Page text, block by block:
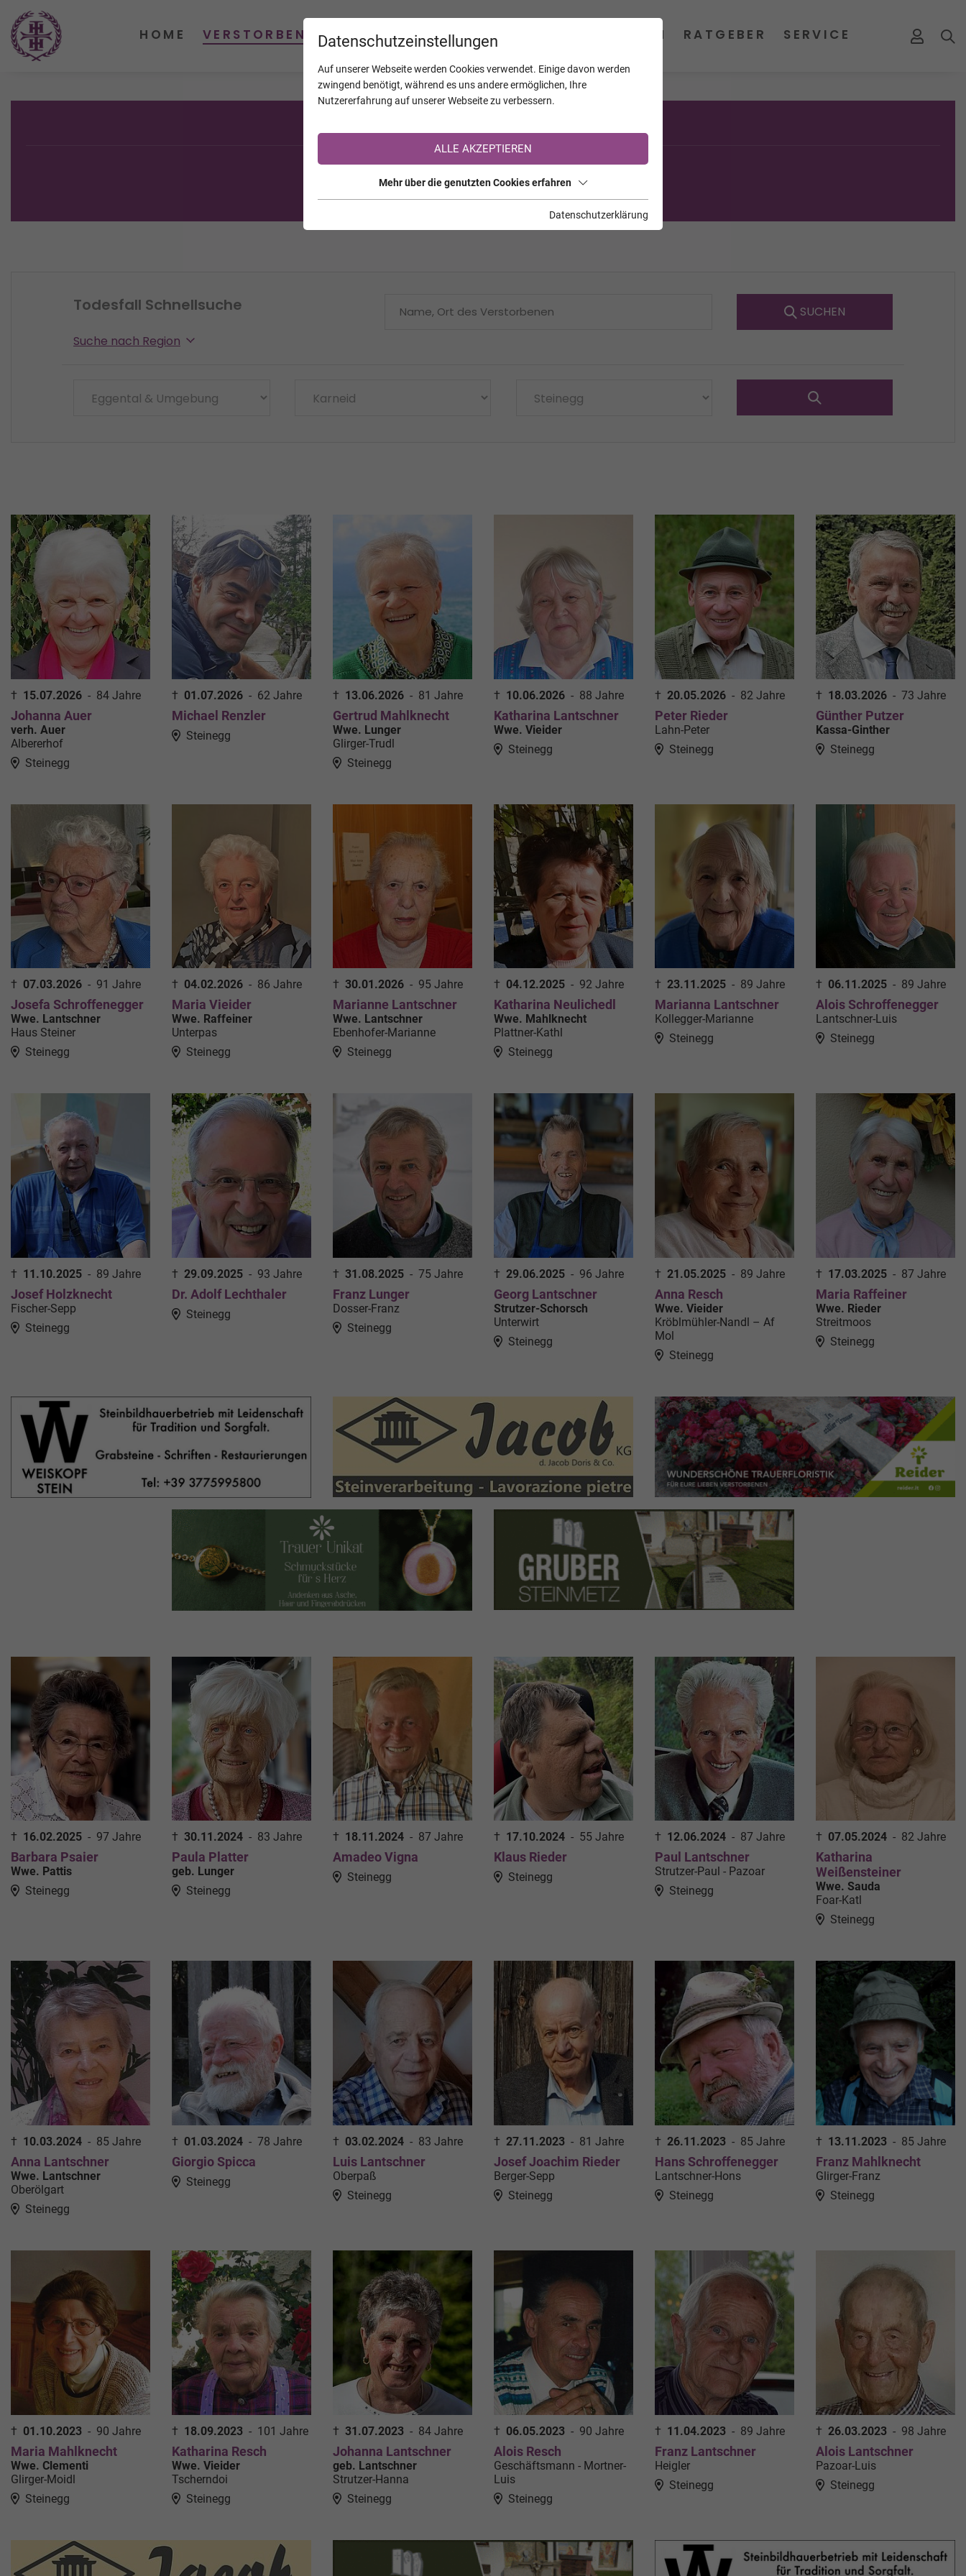
Sie sind noch nicht auf TrauerHilfe.it registriert?
>> zur kostenlosen Registrierung <<
Todesfall Schnellsuche
SUCHEN
Suche nach Region
† 15.07.2026 - 84 Jahre
Johanna Auer
verh. Auer
Albererhof
Steinegg
† 01.07.2026 - 62 Jahre
Michael Renzler
Steinegg
† 13.06.2026 - 81 Jahre
Gertrud Mahlknecht
Wwe. Lunger
Glirger-Trudl
Steinegg
† 10.06.2026 - 88 Jahre
Katharina Lantschner
Wwe. Vieider
Steinegg
† 20.05.2026 - 82 Jahre
Peter Rieder
Lahn-Peter
Steinegg
† 18.03.2026 - 73 Jahre
Günther Putzer
Kassa-Ginther
Steinegg
† 07.03.2026 - 91 Jahre
Josefa Schroffenegger
Wwe. Lantschner
Haus Steiner
Steinegg
† 04.02.2026 - 86 Jahre
Maria Vieider
Wwe. Raffeiner
Unterpas
Steinegg
† 30.01.2026 - 95 Jahre
Marianne Lantschner
Wwe. Lantschner
Ebenhofer-Marianne
Steinegg
† 04.12.2025 - 92 Jahre
Katharina Neulichedl
Wwe. Mahlknecht
Plattner-Kathl
Steinegg
† 23.11.2025 - 89 Jahre
Marianna Lantschner
Kollegger-Marianne
Steinegg
† 06.11.2025 - 89 Jahre
Alois Schroffenegger
Lantschner-Luis
Steinegg
† 11.10.2025 - 89 Jahre
Josef Holzknecht
Fischer-Sepp
Steinegg
† 29.09.2025 - 93 Jahre
Dr. Adolf Lechthaler
Steinegg
† 31.08.2025 - 75 Jahre
Franz Lunger
Dosser-Franz
Steinegg
† 29.06.2025 - 96 Jahre
Georg Lantschner
Strutzer-Schorsch
Unterwirt
Steinegg
† 21.05.2025 - 89 Jahre
Anna Resch
Wwe. Vieider
Kröblmühler-Nandl – Af
Mol
Steinegg
† 17.03.2025 - 87 Jahre
Maria Raffeiner
Wwe. Rieder
Streitmoos
Steinegg
† 16.02.2025 - 97 Jahre
Barbara Psaier
Wwe. Pattis
Steinegg
† 30.11.2024 - 83 Jahre
Paula Platter
geb. Lunger
Steinegg
† 18.11.2024 - 87 Jahre
Amadeo Vigna
Steinegg
† 17.10.2024 - 55 Jahre
Klaus Rieder
Steinegg
† 12.06.2024 - 87 Jahre
Paul Lantschner
Strutzer-Paul - Pazoar
Steinegg
† 07.05.2024 - 82 Jahre
Katharina
Weißensteiner
Wwe. Sauda
Foar-Katl
Steinegg
† 10.03.2024 - 85 Jahre
Anna Lantschner
Wwe. Lantschner
Oberölgart
Steinegg
† 01.03.2024 - 78 Jahre
Giorgio Spicca
Steinegg
† 03.02.2024 - 83 Jahre
Luis Lantschner
Oberpaß
Steinegg
† 27.11.2023 - 81 Jahre
Josef Joachim Rieder
Berger-Sepp
Steinegg
† 26.11.2023 - 85 Jahre
Hans Schroffenegger
Lantschner-Hons
Steinegg
† 13.11.2023 - 85 Jahre
Franz Mahlknecht
Glirger-Franz
Steinegg
† 01.10.2023 - 90 Jahre
Maria Mahlknecht
Wwe. Clementi
Glirger-Moidl
Steinegg
† 18.09.2023 - 101 Jahre
Katharina Resch
Wwe. Vieider
Tscherndoi
Steinegg
† 31.07.2023 - 84 Jahre
Johanna Lantschner
geb. Lantschner
Strutzer-Hanna
Steinegg
† 06.05.2023 - 90 Jahre
Alois Resch
Geschäftsmann - Mortner-
Luis
Steinegg
† 11.04.2023 - 89 Jahre
Franz Lantschner
Heigler
Steinegg
† 26.03.2023 - 98 Jahre
Alois Lantschner
Pazoar-Luis
Steinegg
Datenschutzeinstellungen
Auf unserer Webseite werden Cookies verwendet. Einige davon werden
zwingend benötigt, während es uns andere ermöglichen, Ihre
Nutzererfahrung auf unserer Webseite zu verbessern.
ALLE AKZEPTIEREN
Mehr über die genutzten Cookies erfahren
Datenschutzerklärung
HOME VERSTORBENE KALENDER JAHRESTAGE UNTERNEHMEN RATGEBER SERVICE